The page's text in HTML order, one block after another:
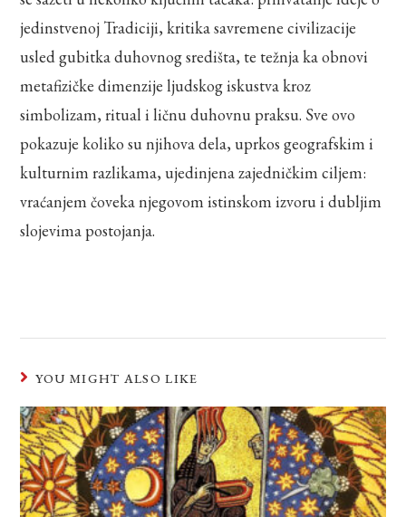
jedinstvenoj Tradiciji, kritika savremene civilizacije
usled gubitka duhovnog središta, te težnja ka obnovi
metafizičke dimenzije ljudskog iskustva kroz
simbolizam, ritual i ličnu duhovnu praksu. Sve ovo
pokazuje koliko su njihova dela, uprkos geografskim i
kulturnim razlikama, ujedinjena zajedničkim ciljem:
vraćanjem čoveka njegovom istinskom izvoru i dubljim
slojevima postojanja.
YOU MIGHT ALSO LIKE